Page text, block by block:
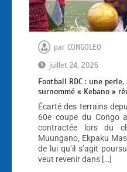
par CONGOLEO
juillet 24, 2026
Football RDC : une
surnommé « Kebano »
Écarté des terrains
60e coupe du Congo
contractée lors du
Muungano, Ekpaku
de lui qu’il s’agit
veut revenir dans […]